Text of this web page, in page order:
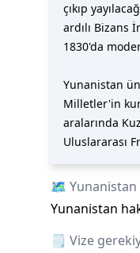
çıkıp
ardılı Bizans
1830'da
Yunanistan
Milletler'in
aralarında
Uluslararası
🗺️ Yunanistan
Yunanistan
🗒️ Vize